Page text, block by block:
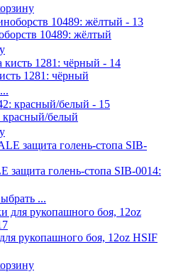
10489: жёлтый
1281: чёрный
белый
голень-стопа SIB-0014:
...
рукопашного боя, 12oz HSIF